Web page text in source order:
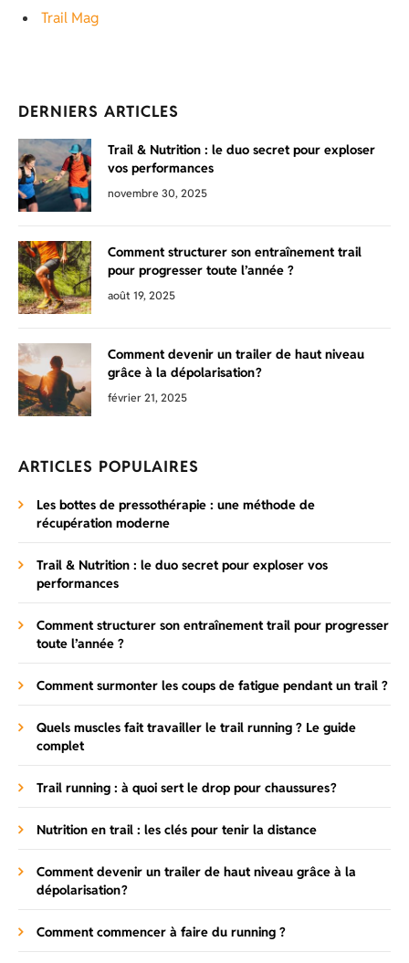
Trail Mag
DERNIERS ARTICLES
Trail & Nutrition : le duo secret pour exploser
vos performances
novembre 30, 2025
Comment structurer son entraînement trail
pour progresser toute l’année ?
août 19, 2025
Comment devenir un trailer de haut niveau
grâce à la dépolarisation ?
février 21, 2025
ARTICLES POPULAIRES
Les bottes de pressothérapie : une méthode de
récupération moderne
Trail & Nutrition : le duo secret pour exploser vos
performances
Comment structurer son entraînement trail pour progresser
toute l’année ?
Comment surmonter les coups de fatigue pendant un trail ?
Quels muscles fait travailler le trail running ? Le guide
complet
Trail running : à quoi sert le drop pour chaussures ?
Nutrition en trail : les clés pour tenir la distance
Comment devenir un trailer de haut niveau grâce à la
dépolarisation ?
Comment commencer à faire du running ?